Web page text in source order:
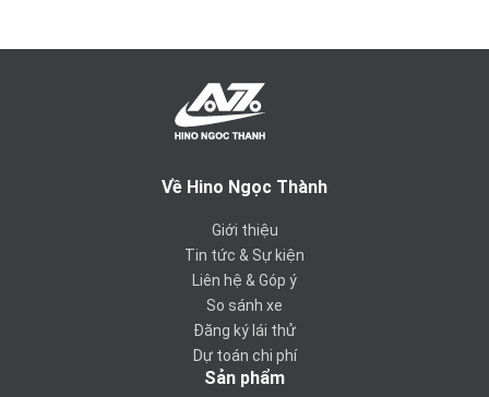
Về Hino Ngọc Thành
Giới thiệu
Tin tức & Sự kiện
Liên hệ & Góp ý
So sánh xe
Đăng ký lái thử
Dự toán chi phí
Sản phẩm